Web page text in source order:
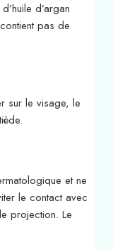
d’argan
pas de
sur le visage, le
et ne
le contact avec
projection. Le